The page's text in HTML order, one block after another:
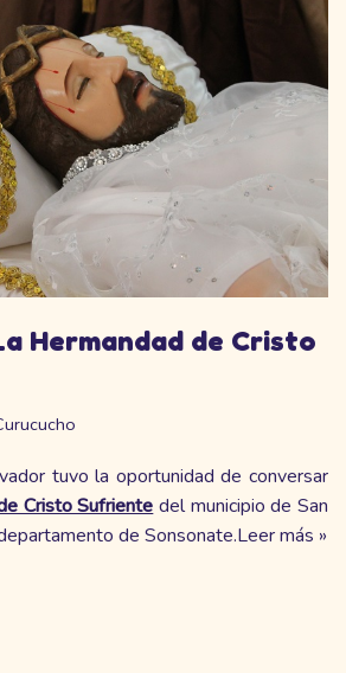
Hermandad de Cristo
tuvo la oportunidad de conversar
Cristo Sufriente del municipio de San
de Sonsonate.Leer más »